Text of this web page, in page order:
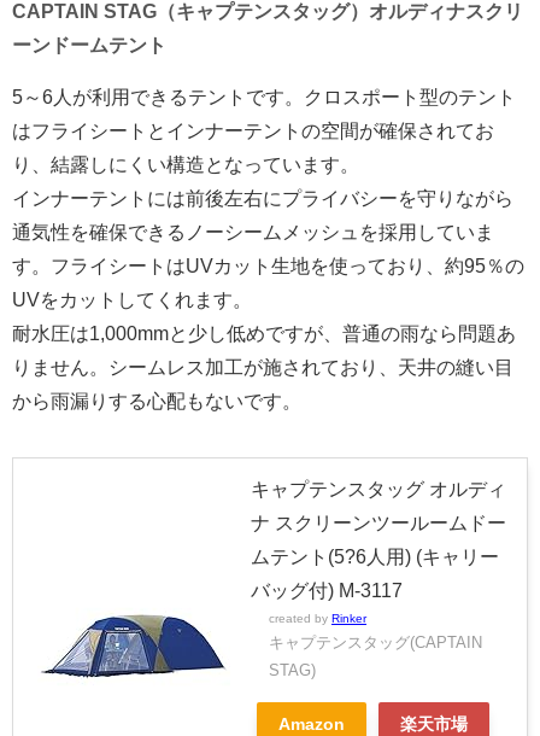
CAPTAIN STAG（キャプテンスタッグ）オルディナスクリ
ーンドームテント
5～6人が利用できるテントです。クロスポート型のテント
はフライシートとインナーテントの空間が確保されてお
り、結露しにくい構造となっています。
インナーテントには前後左右にプライバシーを守りながら
通気性を確保できるノーシームメッシュを採用していま
す。フライシートはUVカット生地を使っており、約95％の
UVをカットしてくれます。
耐水圧は1,000mmと少し低めですが、普通の雨なら問題あ
りません。シームレス加工が施されており、天井の縫い目
から雨漏りする心配もないです。
キャプテンスタッグ オルディ
ナ スクリーンツールームドー
ムテント(5?6人用) (キャリー
バッグ付) M-3117
created by Rinker
キャプテンスタッグ(CAPTAIN
STAG)
Amazon 楽天市場